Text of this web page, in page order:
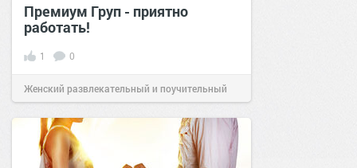
Премиум Груп - приятно
работать!
1 0
Женский развлекательный и поучительный
сайт.23:3019 сен 2021